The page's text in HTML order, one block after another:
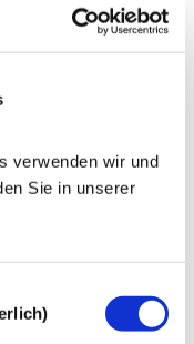
verwenden wir und
Sie in unserer